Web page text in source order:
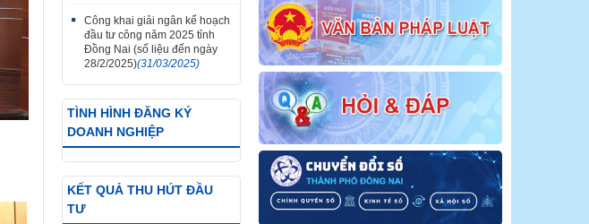
Công khai giải ngân kế hoạch
đầu tư công năm 2025 tỉnh
Đồng Nai (số liệu đến ngày
28/2/2025)(31/03/2025)
TÌNH HÌNH ĐĂNG KÝ
DOANH NGHIỆP
KẾT QUẢ THU HÚT ĐẦU
TƯ